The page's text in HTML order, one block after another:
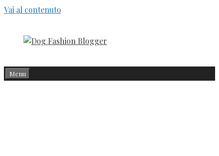
Vai al contenuto
Menu